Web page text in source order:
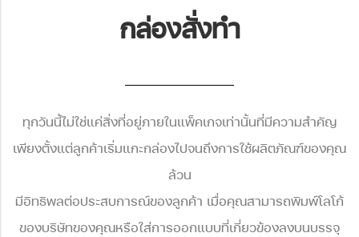
กล่องสั่งทำ
ทุกวันนี้ไม่ใช่แค่สิ่งที่อยู่ภายในแพ็คเกจเท่านั้นที่มีความสำคัญ
เพียงตั้งแต่ลูกค้าเริ่มแกะกล่องไปจนถึงการใช้ผลิตภัณฑ์ของคุณ
ล้วน
มีอิทธิพลต่อประสบการณ์ของลูกค้า เมื่อคุณสามารถพิมพ์โลโก้
ของบริษัทของคุณหรือใส่การออกแบบที่เกี่ยวข้องลงบนบรรจุ